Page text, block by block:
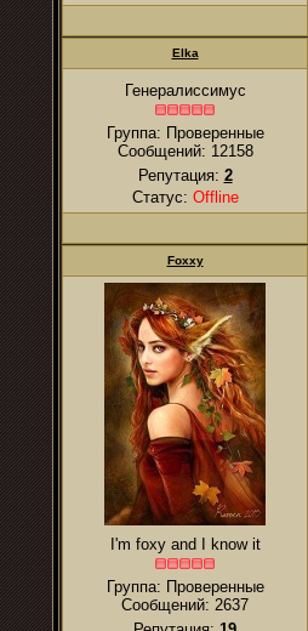
Elka
Генералиссимус
Группа: Проверенные
Сообщений: 12158
Репутация: 2
Статус: Offline
Foxxy
I'm foxy and I know it
Группа: Проверенные
Сообщений: 2637